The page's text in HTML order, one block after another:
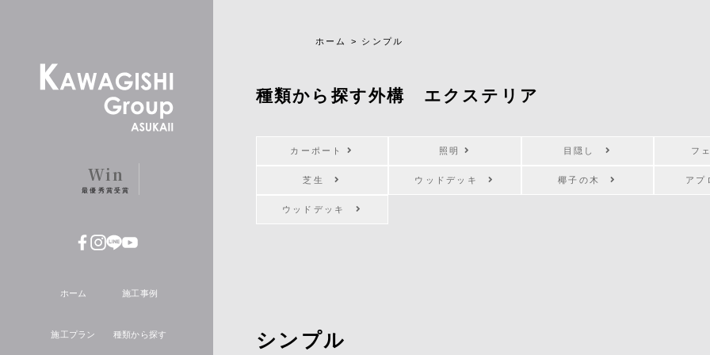
Win
最優秀賞受賞
ホーム 施工事例
施工プラン 種類から探す
ホーム > シンプル
種類から探す外構 エクステリア
カーポート 照明 目隠し フ
芝生 ウッドデッキ 椰子の木 ア
ウッドデッキ
シンプル